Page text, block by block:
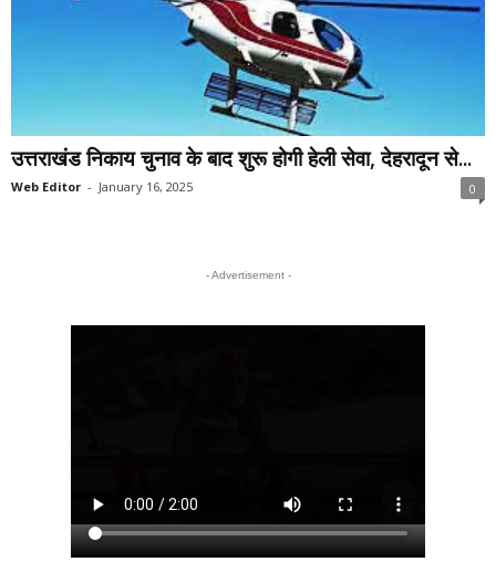
उत्तराखंड निकाय चुनाव के बाद शुरू होगी हेली सेवा, देहरादून से...
Web Editor - January 16, 2025 0
- Advertisement -